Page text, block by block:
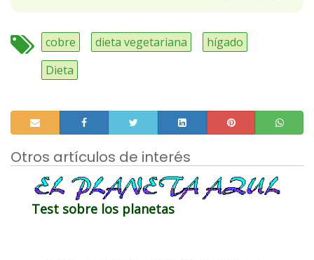
cobre dieta vegetariana
hígado
Dieta
Otros artículos de interés
Test sobre los planetas